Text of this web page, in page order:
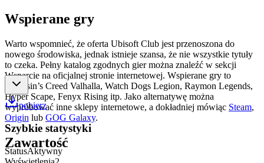
Wspierane gry
Warto wspomnieć, że oferta Ubisoft Club jest przenoszona do
nowego środowiska, jednak istnieje szansa, że nie wszystkie tytuły
to czeka. Pełny katalog zgodnych gier można znaleźć w sekcji
Wsparcie na oficjalnej stronie internetowej. Wspierane gry to
Assassin’s Creed Valhalla, Watch Dogs Legion, Raymon Legends,
Hyper Scape, Fenyx Rising itp. Jako alternatywę można
wypróbować inne sklepy internetowe, a dokładniej mówiąc Steam,
Origin lub GOG Galaxy.
Zawartość
pobierz
Szybkie statystyki
StatusAktywny